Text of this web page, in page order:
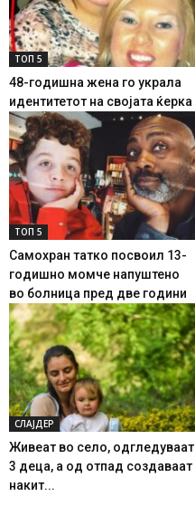
ТОП 5
48-годишна жена го украла
идентитетот на својата ќерка
ТОП 5
Самохран татко посвоил 13-
годишно момче напуштено
во болница пред две години
СЛАЈДЕР
Живеат во село, одгледуваат
3 деца, а од отпад создаваат
накит...